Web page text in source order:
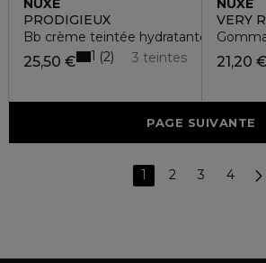
NUXE
PRODIGIEUX
Bb crème teintée hydratante
25,50 € 3 teintes
1 2
NUXE
VERY
21,20 €
PAGE SUIVANTE
1 2 3 4